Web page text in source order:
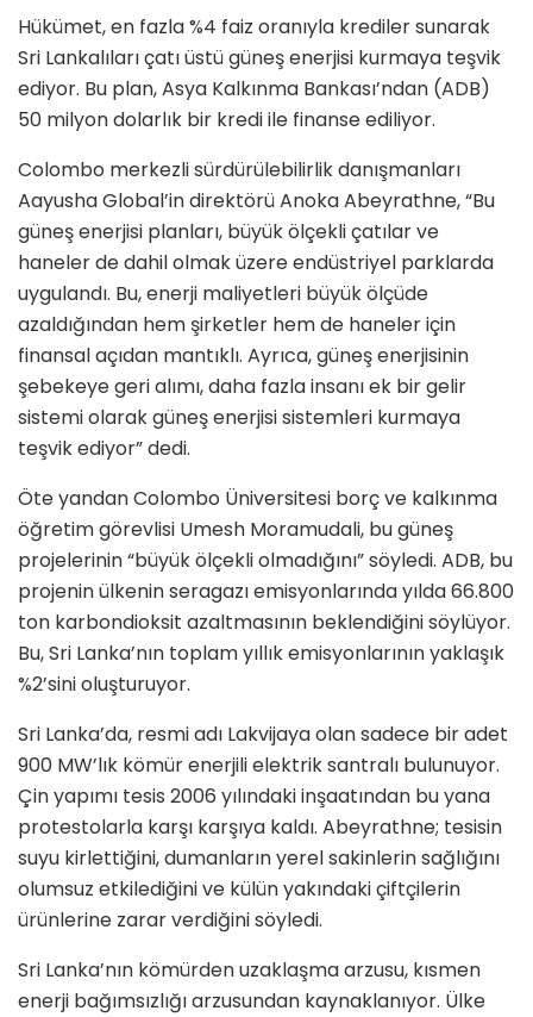
Hükümet, en fazla %4 faiz oranıyla krediler sunarak
Sri Lankalıları çatı üstü güneş enerjisi kurmaya teşvik
ediyor. Bu plan, Asya Kalkınma Bankası’ndan (ADB)
50 milyon dolarlık bir kredi ile finanse ediliyor.
Colombo merkezli sürdürülebilirlik danışmanları
Aayusha Global’in direktörü Anoka Abeyrathne, “Bu
güneş enerjisi planları, büyük ölçekli çatılar ve
haneler de dahil olmak üzere endüstriyel parklarda
uygulandı. Bu, enerji maliyetleri büyük ölçüde
azaldığından hem şirketler hem de haneler için
finansal açıdan mantıklı. Ayrıca, güneş enerjisinin
şebekeye geri alımı, daha fazla insanı ek bir gelir
sistemi olarak güneş enerjisi sistemleri kurmaya
teşvik ediyor” dedi.
Öte yandan Colombo Üniversitesi borç ve kalkınma
öğretim görevlisi Umesh Moramudali, bu güneş
projelerinin “büyük ölçekli olmadığını” söyledi. ADB, bu
projenin ülkenin seragazı emisyonlarında yılda 66.800
ton karbondioksit azaltmasının beklendiğini söylüyor.
Bu, Sri Lanka’nın toplam yıllık emisyonlarının yaklaşık
%2’sini oluşturuyor.
Sri Lanka’da, resmi adı Lakvijaya olan sadece bir adet
900 MW’lık kömür enerjili elektrik santralı bulunuyor.
Çin yapımı tesis 2006 yılındaki inşaatından bu yana
protestolarla karşı karşıya kaldı. Abeyrathne; tesisin
suyu kirlettiğini, dumanların yerel sakinlerin sağlığını
olumsuz etkilediğini ve külün yakındaki çiftçilerin
ürünlerine zarar verdiğini söyledi.
Sri Lanka’nın kömürden uzaklaşma arzusu, kısmen
enerji bağımsızlığı arzusundan kaynaklanıyor. Ülke